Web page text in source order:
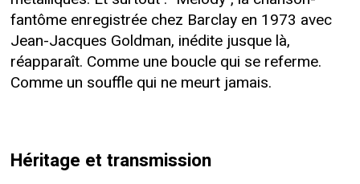
fantôme enregistrée chez Barclay en 1973 avec
Jean-Jacques Goldman, inédite jusque là,
réapparaît. Comme une boucle qui se referme.
Comme un souffle qui ne meurt jamais.
Héritage et transmission